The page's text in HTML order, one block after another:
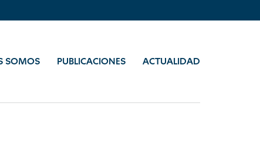
SOMOS PUBLICACIONES ACTUALIDAD